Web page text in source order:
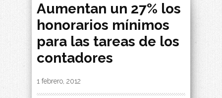
Aumentan un 27% los
honorarios mínimos
para las tareas de los
contadores
By|
1 febrero, 2012